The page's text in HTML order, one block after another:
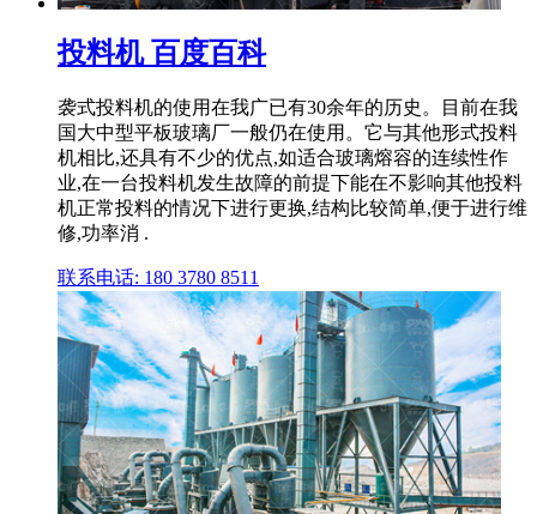
投料机 百度百科
袭式投料机的使用在我广已有30余年的历史。目前在我
国大中型平板玻璃厂一般仍在使用。它与其他形式投料
机相比,还具有不少的优点,如适合玻璃熔容的连续性作
业,在一台投料机发生故障的前提下能在不影响其他投料
机正常投料的情况下进行更换,结构比较简单,便于进行维
修,功率消 .
联系电话: 180 3780 8511